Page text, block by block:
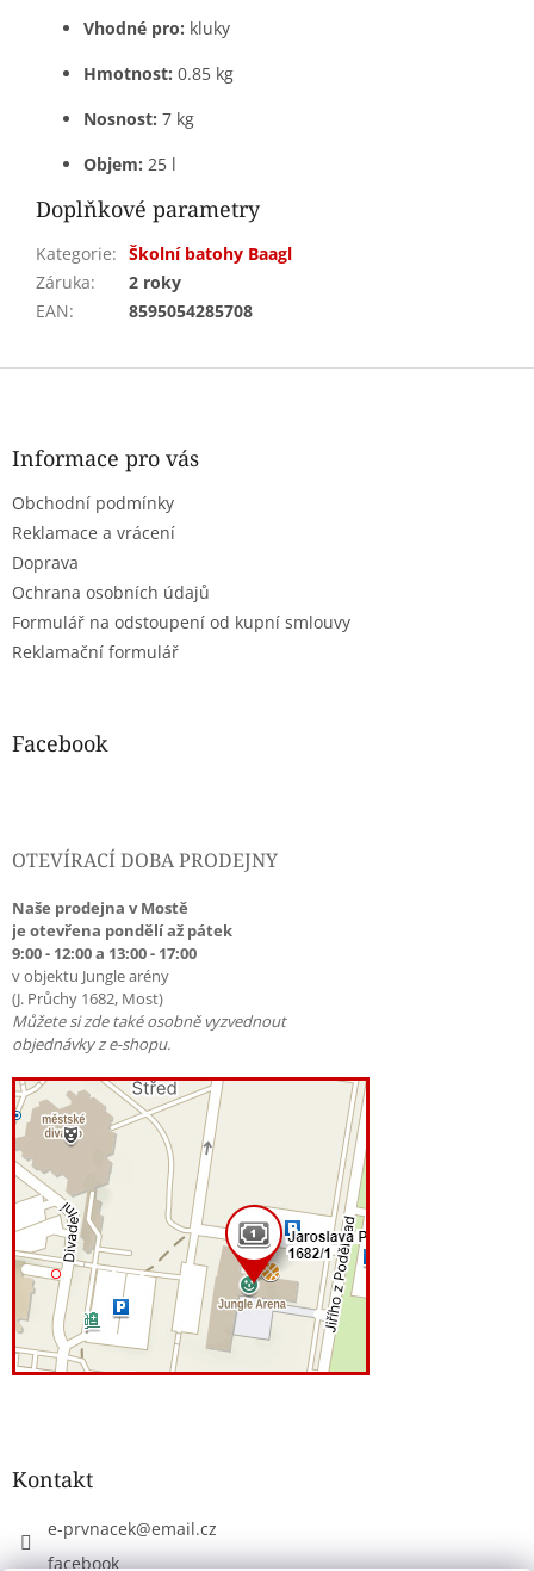
Vhodné pro: kluky
Hmotnost: 0.85 kg
Nosnost: 7 kg
Objem: 25 l
Doplňkové parametry
Kategorie: Školní batohy Baagl
Záruka:
2 roky
EAN: 8595054285708
Z
Informace pro vás
Obchodní podmínky
Reklamace a vrácení
Doprava
Ochrana osobních údajů
Formulář na odstoupení od kupní smlouvy
Reklamační formulář
Facebook
OTEVÍRACÍ DOBA PRODEJNY
Naše prodejna v Mostě
je otevřena pondělí až pátek
9:00 - 12:00 a 13:00 - 17:00
v objektu Jungle arény
(J. Průchy 1682, Most)
Můžete si zde také osobně vyzvednout
objednávky z e-shopu.
Kontakt
e-prvnacek@email.cz
facebook